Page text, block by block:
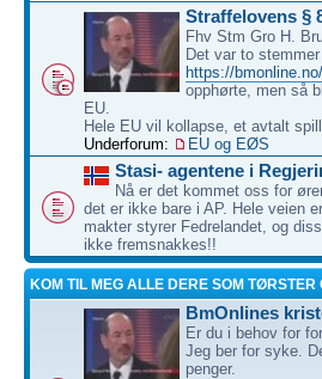
Straffelovens §
Fhv Stm Gro H.
Det var to
https://
opphørte, men så
EU.
Hele EU vil kollapse, et avtalt
Underforum:
EU og EØS
Stasi- agentene i
Nå er det kommet oss for
det er ikke bare i AP. Hele veien
makter styrer Fedrelandet, og
ikke fremsnakkes!!
KOM TIL MEG ALLE DERE SOM
BmOnlines
Er du i behov for
Jeg ber for syke.
penger.